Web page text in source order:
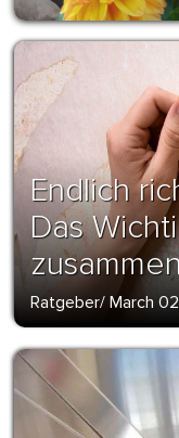
Endlich
Das
Ratgeber/ March